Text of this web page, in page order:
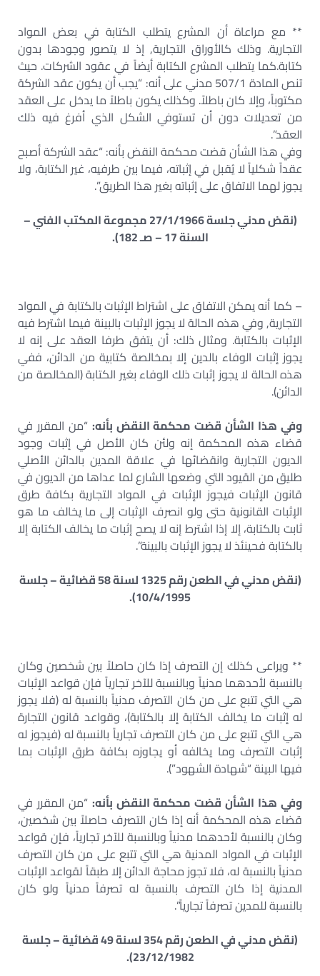
** مع مراعاة أن المشرع يتطلب الكتابة في بعض المواد
التجارية. وذلك كالأوراق التجارية, إذ لا يتصور وجودها بدون
كتابة.كما يتطلب المشرع الكتابة أيضاً في عقود الشركات. حيث
تنص المادة 507/1 مدني على أنه: “يجب أن يكون عقد الشركة
مكتوباً، وإلا كان باطلاً. وكذلك يكون باطلاً ما يدخل على العقد
من تعديلات دون أن تستوفي الشكل الذي أفرغ فيه ذلك
العقد”.
وفي هذا الشأن قضت محكمة النقض بأنه: “عقد الشركة أصبح
عقداً شكلياً لا يُقبل في إثباته، فيما بين طرفيه، غير الكتابة، ولا
يجوز لهما الاتفاق على إثباته بغير هذا الطريق”.
(نقض مدني جلسة 27/1/1966 مجموعة المكتب الفني –
السنة 17 – صـ 182).
– كما أنه يمكن الاتفاق على اشتراط الإثبات بالكتابة في المواد
التجارية, وفي هذه الحالة لا يجوز الإثبات بالبينة فيما اشترط فيه
الإثبات بالكتابة. ومثال ذلك: أن يتفق طرفا العقد على إنه لا
يجوز إثبات الوفاء بالدين إلا بمخالصة كتابية من الدائن، ففي
هذه الحالة لا يجوز إثبات ذلك الوفاء بغير الكتابة (المخالصة من
الدائن).
وفي هذا الشأن قضت محكمة النقض بأنه: “من المقرر في
قضاء هذه المحكمة إنه ولئن كان الأصل في إثبات وجود
الديون التجارية وانقضائها في علاقة المدين بالدائن الأصلي
طليق من القيود التي وضعها الشارع لما عداها من الديون في
قانون الإثبات فيجوز الإثبات في المواد التجارية بكافة طرق
الإثبات القانونية حتى ولو انصرف الإثبات إلى ما يخالف ما هو
ثابت بالكتابة، إلا إذا اشترط إنه لا يصح إثبات ما يخالف الكتابة إلا
بالكتابة فحينئذ لا يجوز الإثبات بالبينة”.
(نقض مدني في الطعن رقم 1325 لسنة 58 قضائية – جلسة
10/4/1995).
** ويراعى كذلك إن التصرف إذا كان حاصلاً بين شخصين وكان
بالنسبة لأحدهما مدنياً وبالنسبة للآخر تجارياً فإن قواعد الإثبات
هي التي تتبع على من كان التصرف مدنياً بالنسبة له (فلا يجوز
له إثبات ما يخالف الكتابة إلا بالكتابة)، وقواعد قانون التجارة
هي التي تتبع على من كان التصرف تجارياً بالنسبة له (فيجوز له
إثبات التصرف وما يخالفه أو يجاوزه بكافة طرق الإثبات بما
فيها البينة “شهادة الشهود”).
وفي هذا الشأن قضت محكمة النقض بأنه: “من المقرر في
قضاء هذه المحكمة أنه إذا كان التصرف حاصلاً بين شخصين،
وكان بالنسبة لأحدهما مدنياً وبالنسبة للآخر تجارياً، فإن قواعد
الإثبات في المواد المدنية هي التي تتبع على من كان التصرف
مدنياً بالنسبة له، فلا تجوز محاجة الدائن إلا طبقاً لقواعد الإثبات
المدنية إذا كان التصرف بالنسبة له تصرفاً مدنياً ولو كان
بالنسبة للمدين تصرفاً تجارياً”.
(نقض مدني في الطعن رقم 354 لسنة 49 قضائية – جلسة
23/12/1982).